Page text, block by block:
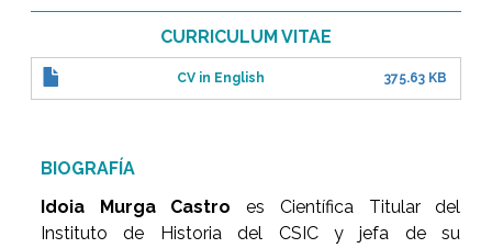
CURRICULUM VITAE
CV in English 375.63 KB
BIOGRAFÍA
Idoia Murga Castro es Científica Titular del
Instituto de Historia del CSIC y jefa de su